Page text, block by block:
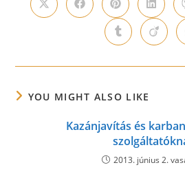
Opens
in
Opens
in
window
Opens
in
a
new
window
Opens
in
a
new
Opens
in
new
Opens
in
new
YOU MIGHT ALSO LIKE
Kazánjavítás és
2013. június 2.